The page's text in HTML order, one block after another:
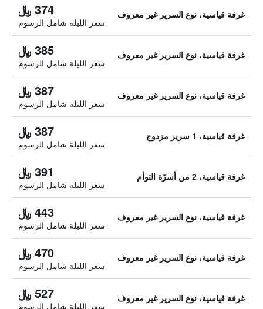
غرفة قياسية، نوع السرير غير معروف 374 ﷼
سعر الليلة شامل الرسوم
غرفة قياسية، نوع السرير غير معروف 385 ﷼
سعر الليلة شامل الرسوم
غرفة قياسية، نوع السرير غير معروف 387 ﷼
سعر الليلة شامل الرسوم
غرفة قياسية، 1 سرير مزدوج 387 ﷼
سعر الليلة شامل الرسوم
غرفة قياسية، 2 من أسرّة التوأم 391 ﷼
سعر الليلة شامل الرسوم
غرفة قياسية، نوع السرير غير معروف 443 ﷼
سعر الليلة شامل الرسوم
غرفة قياسية، نوع السرير غير معروف 470 ﷼
سعر الليلة شامل الرسوم
غرفة قياسية، نوع السرير غير معروف 527 ﷼
سعر الليلة شامل الرسوم